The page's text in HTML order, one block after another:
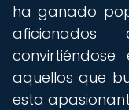
ha ganado
aquellos que
esta